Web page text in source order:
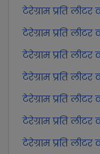
टेरेग्राम प्रति
टेरेग्राम प्रति
टेरेग्राम प्रति
टेरेग्राम प्रति
टेरेग्राम प्रति
टेरेग्राम प्रति
टेरेग्राम प्रति